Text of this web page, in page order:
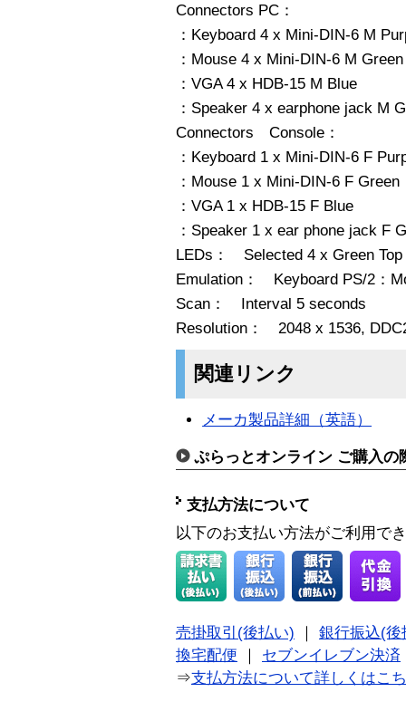
Connectors PC：
：Keyboard 4 x Mini-DIN-6 M
：Mouse 4 x Mini-DIN-6 M Green
：VGA 4 x HDB-15 M Blue
：Speaker 4 x earphone jack M
Connectors Console：
：Keyboard 1 x Mini-DIN-6 F
：Mouse 1 x Mini-DIN-6 F Green
：VGA 1 x HDB-15 F Blue
：Speaker 1 x ear phone jack F
LEDs： Selected 4 x Green Top
Emulation： Keyboard PS/2：
Scan： Interval 5 seconds
Resolution： 2048 x 1536,
関連リンク
メーカ製品詳細（英語）
ぷらっとオンライン ご購入の
支払方法について
以下のお支払い方法がご利用で
売掛取引(後払い)
銀行振込(後
換宅配便
セブンイレブン決済
⇒支払方法について詳しくはこ